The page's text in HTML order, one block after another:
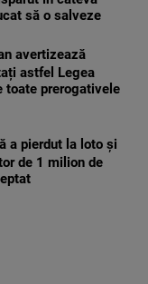
să o salveze
avertizează
astfel Legea
toate prerogativele
a pierdut la loto și
de 1 milion de